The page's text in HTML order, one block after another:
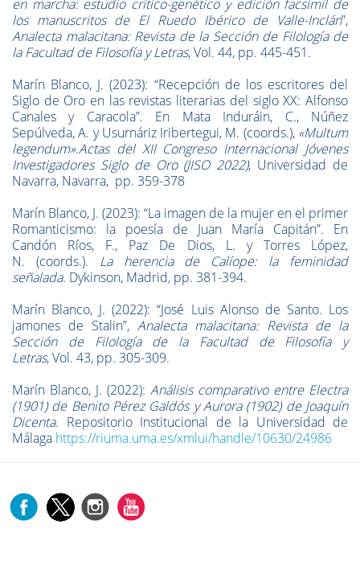
en marcha: estudio crítico-genético y edición facsímil de
los manuscritos de El Ruedo Ibérico de Valle-Inclán”,
Analecta malacitana: Revista de la Sección de Filología de
la Facultad de Filosofía y Letras, Vol. 44, pp. 445-451.
Marín Blanco, J. (2023): “Recepción de los escritores del
Siglo de Oro en las revistas literarias del siglo XX: Alfonso
Canales y Caracola”. En Mata Induráin, C., Núñez
Sepúlveda, A. y Usurnáriz Iribertegui, M. (coords.), «Multum
legendum».Actas del XII Congreso Internacional Jóvenes
Investigadores Siglo de Oro (JISO 2022), Universidad de
Navarra, Navarra, pp. 359-378
Marín Blanco, J. (2023): “La imagen de la mujer en el primer
Romanticismo: la poesía de Juan María Capitán”. En
Candón Ríos, F., Paz De Dios, L. y Torres López,
N. (coords.). La herencia de Calíope: la feminidad
señalada. Dykinson, Madrid, pp. 381-394.
Marín Blanco, J. (2022): “José Luis Alonso de Santo. Los
jamones de Stalin”, Analecta malacitana: Revista de la
Sección de Filología de la Facultad de Filosofía y
Letras, Vol. 43, pp. 305-309.
Marín Blanco, J. (2022): Análisis comparativo entre Electra
(1901) de Benito Pérez Galdós y Aurora (1902) de Joaquín
Dicenta. Repositorio Institucional de la Universidad de
Málaga https://riuma.uma.es/xmlui/handle/10630/24986